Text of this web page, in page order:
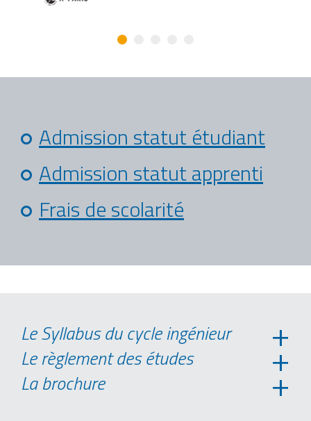
Admission statut étudiant
Admission statut apprenti
Frais de scolarité
Le Syllabus du cycle ingénieur
Le règlement des études
La brochure